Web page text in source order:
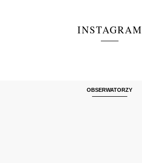
INSTAGRAM
OBSERWATORZY